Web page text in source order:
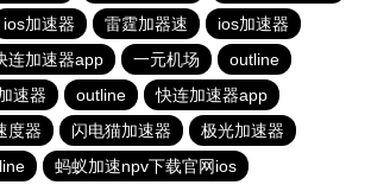
ios加速器 雷霆加器速
ios加速器
连加速器app 一元机场
outline
速器 outline
快连加速器app
度器 闪电猫加速器
极光加速器
蚂蚁加速npv下载官网ios